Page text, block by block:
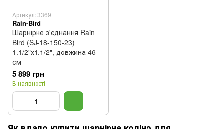
Артикул: 3369
Rain-Bird
Шарнірне з'єднання Rain
Bird (SJ-18-150-23)
1.1/2"х1.1/2", довжина 46
см
5 899 грн
В наявності